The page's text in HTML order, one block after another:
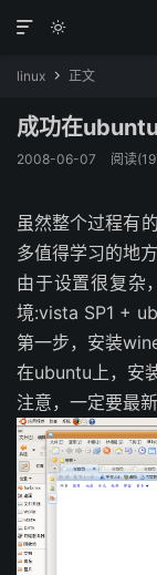


linux  正文
成功在
2008-06-07 阅读
虽然整个过程有
多值得学习的地
由于设置很复杂
境:vista SP1 +
第一步，安装
在ubuntu上，安
注意，一定要最